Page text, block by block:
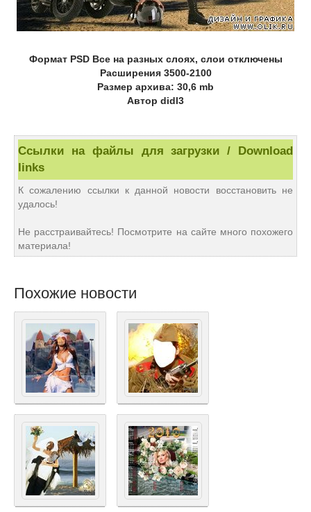
Формат PSD Все на разных слоях, слои отключены
Расширения 3500-2100
Размер архива: 30,6 mb
Автор didl3
Ссылки на файлы для загрузки / Download
links
К сожалению ссылки к данной новости восстановить не
удалось!
Не расстраивайтесь! Посмотрите на сайте много похожего
материала!
Похожие новости